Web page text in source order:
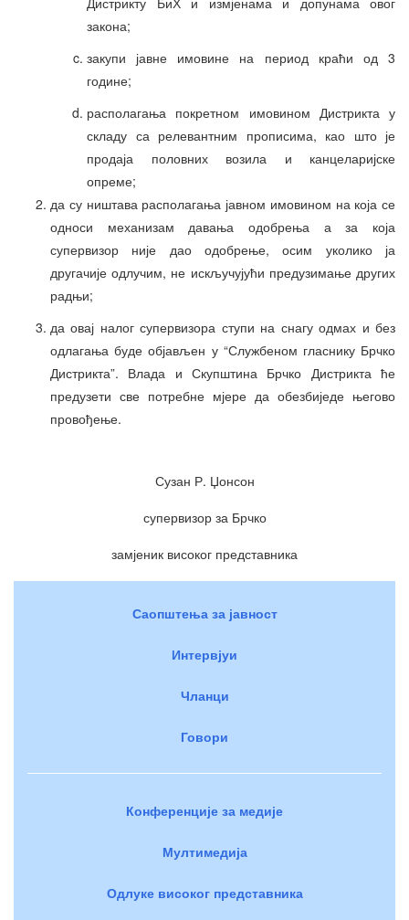
закона;
закупи јавне имовине на период краћи од 3
године;
располагања покретном имовином Дистрикта у
складу са релевантним прописима, као што је
продаја половних возила и канцеларијске
опреме;
да су ништава располагања јавном имовином на која се
односи механизам давања одобрења а за која
супервизор није дао одобрење, осим уколико ја
другачије одлучим, не искључујући предузимање других
радњи;
да овај налог супервизора ступи на снагу одмах и без
одлагања буде објављен у “Службеном гласнику Брчко
Дистрикта”. Влада и Скупштина Брчко Дистрикта ће
предузети све потребне мјере да обезбиједе његово
провођење.
Сузан Р. Џонсон
супервизор за Брчко
замјеник високог представника
Саопштења за јавност
Интервјуи
Чланци
Говори
Конференције за медије
Мултимедија
Одлуке високог представника